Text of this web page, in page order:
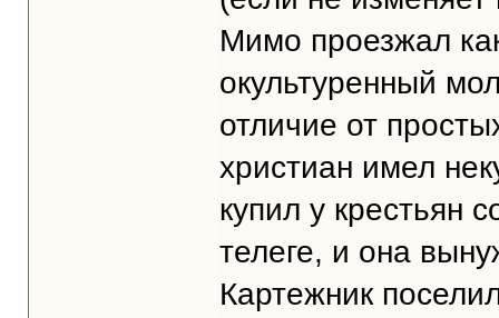
Мимо проезжал
окультуренный
отличие от
христиан имел
купил у крестьян
телеге, и она
Картежник